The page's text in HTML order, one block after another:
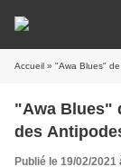
Accueil » "Awa Blues" de
"Awa Blues"
des
Publié le 19/02/2021